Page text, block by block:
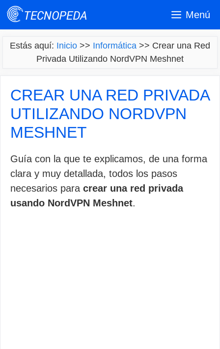
Saltar
Menú
Estás aquí: Inicio >> Informática >> Crear una Red
Privada Utilizando NordVPN Meshnet
CREAR UNA RED PRIVADA
UTILIZANDO NORDVPN
MESHNET
Guía con la que te explicamos, de una forma
clara y muy detallada, todos los pasos
necesarios para crear una red privada
usando NordVPN Meshnet.